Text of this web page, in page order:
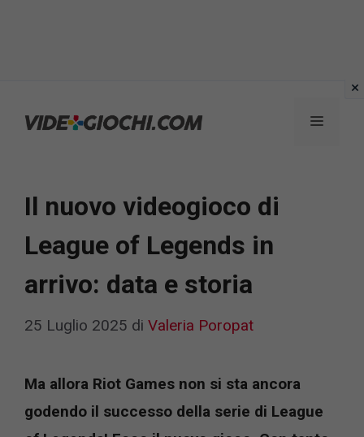
Menu
Il nuovo videogioco di
League of Legends in
arrivo: data e storia
25 Luglio 2025 di Valeria Poropat
Ma allora Riot Games non si sta ancora
godendo il successo della serie di League